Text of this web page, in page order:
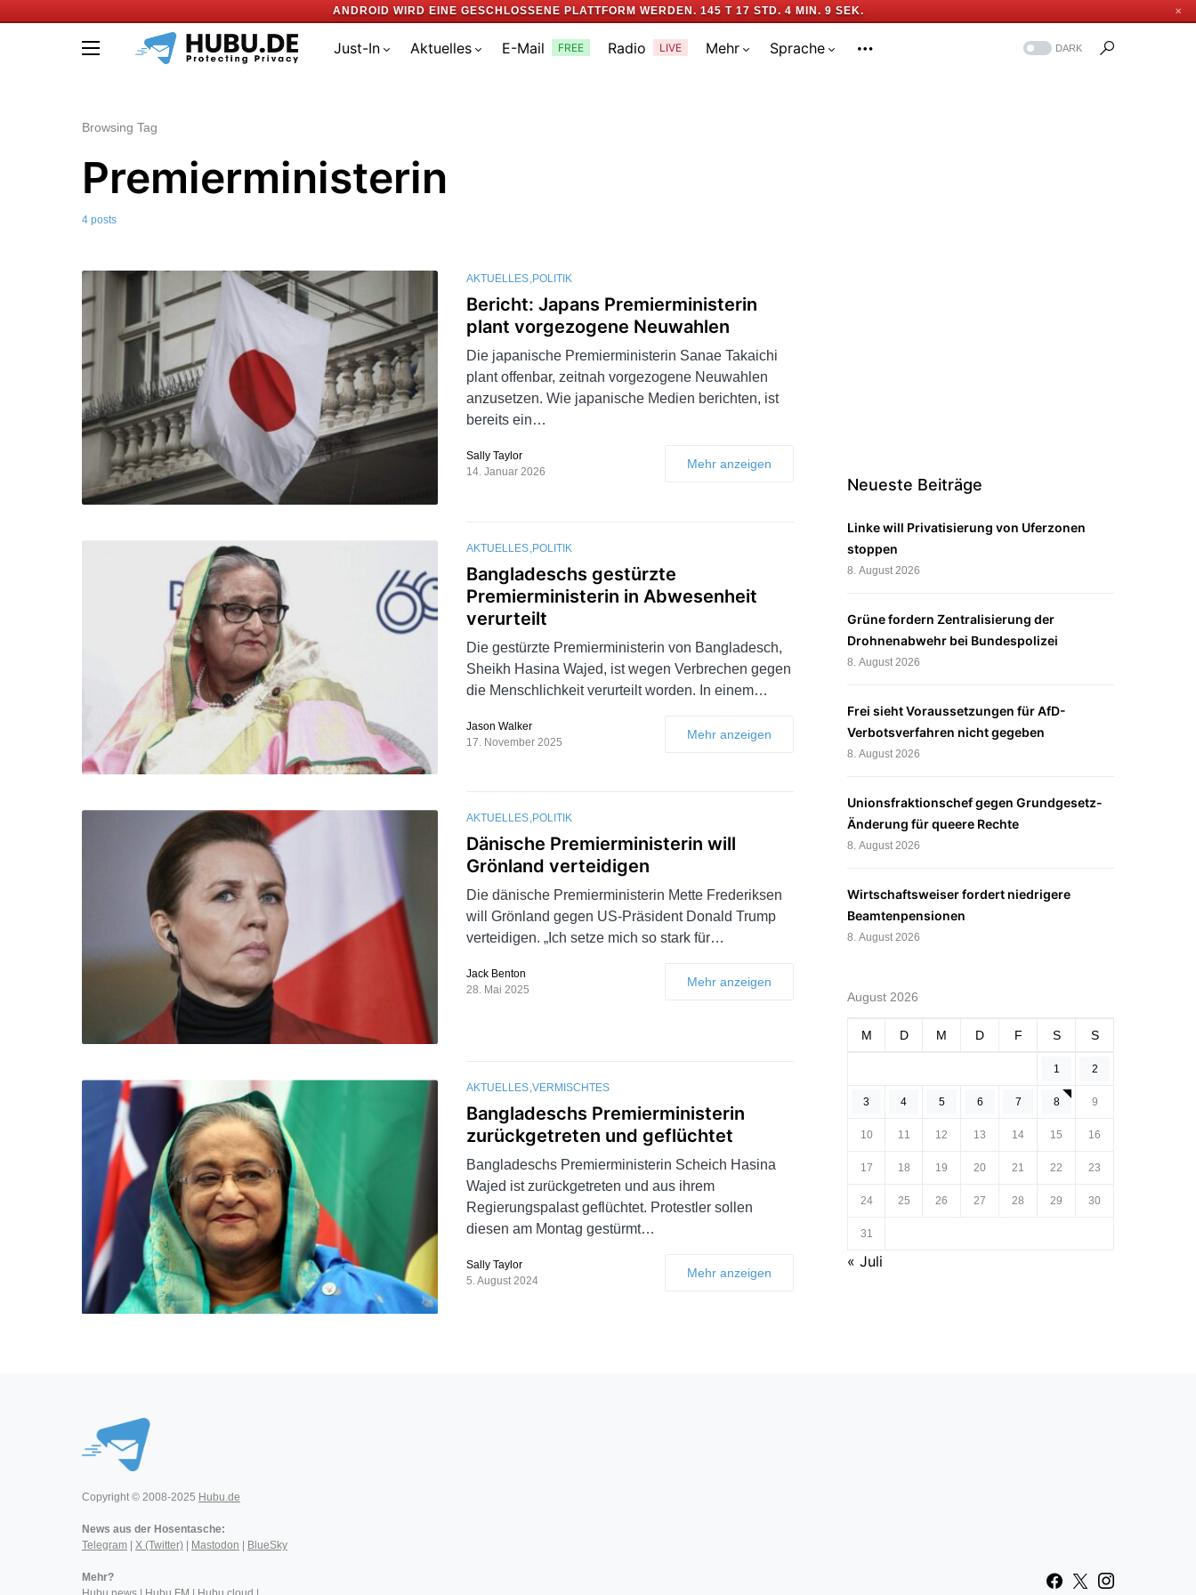
ANDROID WIRD EINE GESCHLOSSENE PLATTFORM WERDEN. 145 T 17 STD. 4 MIN. 8 SEK. ✕
Just-In Aktuelles E-Mail FREE Radio LIVE Mehr Sprache DARK
Browsing Tag
Premierministerin
4 posts
AKTUELLES POLITIK
Bericht: Japans Premierministerin
plant vorgezogene Neuwahlen
Die japanische Premierministerin Sanae Takaichi
plant offenbar, zeitnah vorgezogene Neuwahlen
anzusetzen. Wie japanische Medien berichten, ist
bereits ein…
Sally Taylor
14. Januar 2026
Mehr anzeigen
AKTUELLES POLITIK
Bangladeschs gestürzte
Premierministerin in Abwesenheit
verurteilt
Die gestürzte Premierministerin von Bangladesch,
Sheikh Hasina Wajed, ist wegen Verbrechen gegen
die Menschlichkeit verurteilt worden. In einem…
Jason Walker
17. November 2025
Mehr anzeigen
AKTUELLES POLITIK
Dänische Premierministerin will
Grönland verteidigen
Die dänische Premierministerin Mette Frederiksen
will Grönland gegen US-Präsident Donald Trump
verteidigen. „Ich setze mich so stark für…
Jack Benton
28. Mai 2025
Mehr anzeigen
AKTUELLES VERMISCHTES
Bangladeschs Premierministerin
zurückgetreten und geflüchtet
Bangladeschs Premierministerin Scheich Hasina
Wajed ist zurückgetreten und aus ihrem
Regierungspalast geflüchtet. Protestler sollen
diesen am Montag gestürmt…
Sally Taylor
5. August 2024
Mehr anzeigen
Neueste Beiträge
Linke will Privatisierung von Uferzonen
stoppen
8. August 2026
Grüne fordern Zentralisierung der
Drohnenabwehr bei Bundespolizei
8. August 2026
Frei sieht Voraussetzungen für AfD-
Verbotsverfahren nicht gegeben
8. August 2026
Unionsfraktionschef gegen Grundgesetz-
Änderung für queere Rechte
8. August 2026
Wirtschaftsweiser fordert niedrigere
Beamtenpensionen
8. August 2026
August 2026
M D M D F S S
1 2
3 4 5 6 7 8 9
10 11 12 13 14 15 16
17 18 19 20 21 22 23
24 25 26 27 28 29 30
31
« Juli
Copyright © 2008-2025 Hubu.de
News aus der Hosentasche:
Telegram
X (Twitter) Mastodon BlueSky
Mehr?